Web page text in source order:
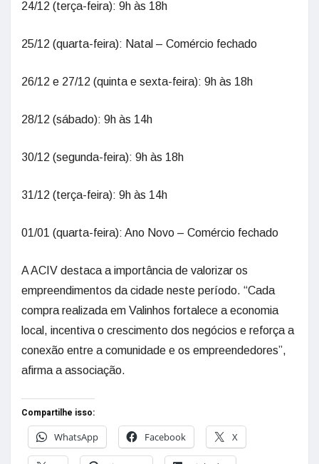
24/12 (terça-feira): 9h às 18h
25/12 (quarta-feira): Natal – Comércio fechado
26/12 e 27/12 (quinta e sexta-feira): 9h às 18h
28/12 (sábado): 9h às 14h
30/12 (segunda-feira): 9h às 18h
31/12 (terça-feira): 9h às 14h
01/01 (quarta-feira): Ano Novo – Comércio fechado
A ACIV destaca a importância de valorizar os
empreendimentos da cidade neste período. “Cada
compra realizada em Valinhos fortalece a economia
local, incentiva o crescimento dos negócios e reforça a
conexão entre a comunidade e os empreendedores”,
afirma a associação.
Compartilhe isso:
WhatsApp
Facebook X